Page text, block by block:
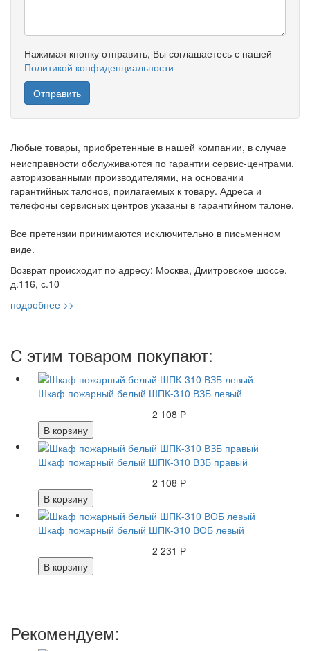
Нажимая кнопку отправить, Вы соглашаетесь с нашей
Политикой конфиденциальности
Любые товары, приобретенные в нашей компании, в случае
неисправности обслуживаются по гарантии сервис-центрами,
авторизованными производителями, на основании
гарантийных талонов, прилагаемых к товару. Адреса и
телефоны сервисных центров указаны в гарантийном талоне.
Все претензии принимаются исключительно в письменном
виде.
Возврат происходит по адресу: Москва, Дмитровское шоссе,
д.116, с.10
подробнее >>
С этим товаром покупают:
Шкаф пожарный белый ШПК-310 ВЗБ левый
2 108 Р
В корзину
Шкаф пожарный белый ШПК-310 ВЗБ правый
2 108 Р
В корзину
Шкаф пожарный белый ШПК-310 ВОБ левый
2 231 Р
В корзину
Рекомендуем: